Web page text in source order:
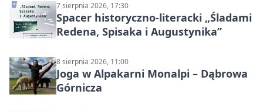
7 sierpnia 2026, 17:30
Spacer historyczno-literacki „Śladami
Redena, Spisaka i Augustynika”
8 sierpnia 2026, 11:00
Joga w Alpakarni Monalpi – Dąbrowa
Górnicza